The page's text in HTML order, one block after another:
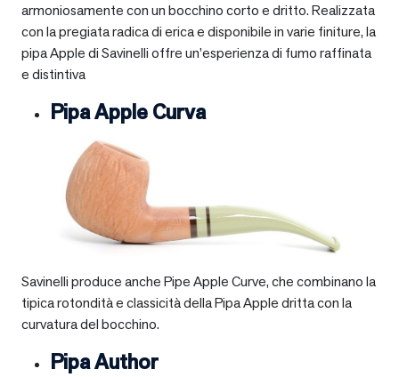
armoniosamente con un bocchino corto e dritto. Realizzata
con la pregiata radica di erica e disponibile in varie finiture, la
pipa Apple di Savinelli offre un’esperienza di fumo raffinata
e distintiva
Pipa Apple Curva
Savinelli produce anche Pipe Apple Curve, che combinano la
tipica rotondità e classicità della Pipa Apple dritta con la
curvatura del bocchino.
Pipa Author